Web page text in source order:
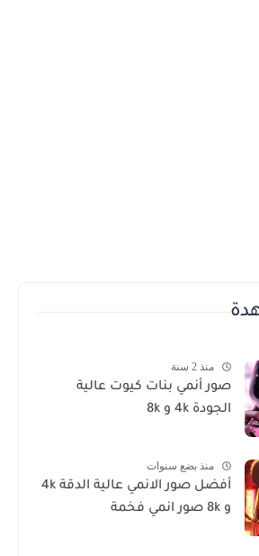
منذ 2 سنة
صور أنمي بنات كيوت عالية
الجودة 4k و 8k
منذ بضع سنوات
أفضل صور الانمي عالية الدقة 4k
و 8k صور انمي فخمة